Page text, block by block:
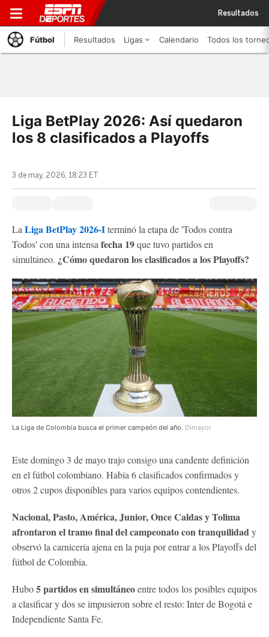
Resultados
Fútbol Resultados Ligas Calendario Todos los
Liga BetPlay 2026: Así quedaron
los 8 clasificados a Playoffs
3 de may, 2026, 18:23 ET
La Liga BetPlay 2026-Iterminó la etapa de 'Todos contra
Todos' con una intensa fecha 19que tuvo partidos en
simultáneo. ¿Cómo quedaron los clasificados a los Playoffs?
La Liga de Colombia busca el primer campeón del año. Dimayor
Este domingo 3 de mayo trajo consigo una candente definición
en el fútbol colombiano. Había 6 clasificados confirmados y
otros 2 cupos disponibles para varios equipos contendientes.
Nacional, Pasto, América, Junior, Once Caldas y Tolima
afrontaron el tramo final del campeonato con tranquilidady
observó la carnicería ajena en la puja por entrar a los Playoffs del
fútbol de Colombia.
Hubo5 partidos en simultáneoentre todos los posibles equipos
a clasificar y dos se impusieron sobre el resto: Inter de Bogotá e
Independiente Santa Fe.